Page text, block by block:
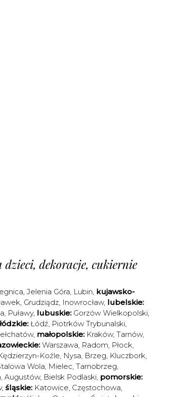
dekoracje, cukiernie
, Jelenia Góra, Lubin, kujawsko-
, Grudziądz, Inowrocław, lubelskie:
, Puławy, lubuskie: Gorzów Wielkopolski,
łódzkie: Łódź, Piotrków Trybunalski,
, małopolskie: Kraków, Tarnów,
Warszawa, Radom, Płock,
Koźle, Nysa, Brzeg, Kluczbork,
Wola, Mielec, Tarnobrzeg,
, Augustów, Bielsk Podlaski, pomorskie:
, śląskie: Katowice, Częstochowa,